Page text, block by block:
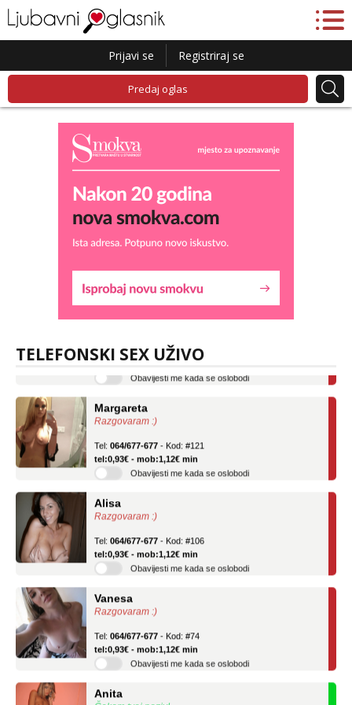
Prijavi se Registriraj se
Predaj oglas
TELEFONSKI SEX UŽIVO
Liliana
tel:0,93€ - mob:1,12€ min
Razgovaram :)
tel:0,93€ - mob:1,12€ min
Obavijesti me kada se oslobodi
Razgovaram :)
tel:0,93€ - mob:1,12€ min
Obavijesti me kada se oslobodi
Razgovaram :)
tel:0,93€ - mob:1,12€ min
Obavijesti me kada se oslobodi
Čekam tvoj poziv!